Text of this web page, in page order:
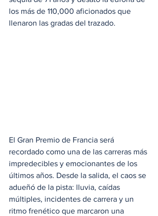
los más de 110,000 aficionados que
llenaron las gradas del trazado.
El Gran Premio de Francia será
recordado como una de las carreras más
impredecibles y emocionantes de los
últimos años. Desde la salida, el caos se
adueñó de la pista: lluvia, caídas
múltiples, incidentes de carrera y un
ritmo frenético que marcaron una